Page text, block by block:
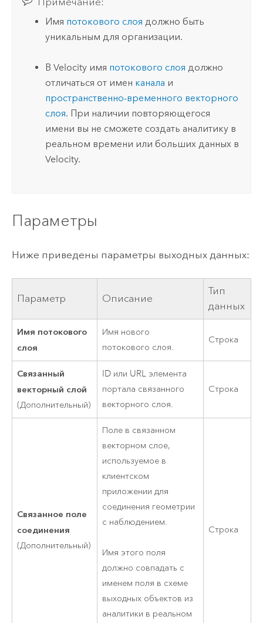
Имя потокового слоя должно быть
уникальным для организации.
В Velocityимя потокового слоя должно
отличаться от имен канала и
пространственно-временного векторного
слоя. При наличии повторяющегося
имени вы не сможете создать аналитику в
реальном времени или больших данных в
Velocity.
Параметры
Ниже приведены параметры выходных данных:
Параметр Описание
Тип
данных
Имя потокового
слоя
Имя нового
потокового слоя.
Строка
Связанный
векторный слой
(Дополнительный)
ID или URL элемента
портала связанного
векторного слоя.
Строка
Связанное поле
соединения
(Дополнительный)
Поле в связанном
векторном слое,
используемое в
клиентском
приложении для
соединения геометрии
с наблюдением.
Имя этого поля
должно совпадать с
именем поля в схеме
выходных объектов из
аналитики в реальном
Строка